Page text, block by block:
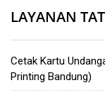
LAYANAN
Cetak Kartu
Printing Bandung)